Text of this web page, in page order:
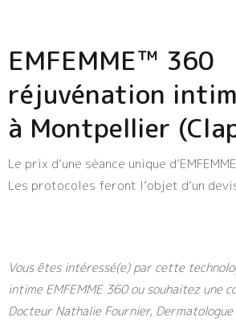
EMFEMME™ 360
réjuvénation
à Montpellier
Le prix d’une séance unique
Les protocoles feront l’objet d’un
Vous êtes intéressé(e) par cette
intime EMFEMME 360 ou souhaitez une
Docteur Nathalie Fournier,